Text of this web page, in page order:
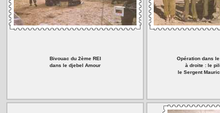
Bivouac du 2ème REI
dans le djebel Amour
Opération dans
à droite : le
le Sergent